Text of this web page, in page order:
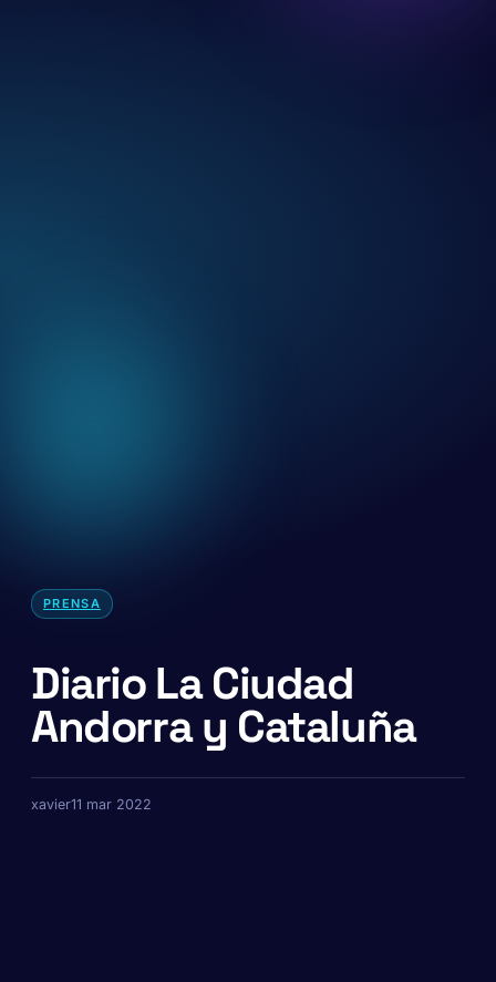
PRENSA
Diario La Ciudad
Andorra y Cataluña
xavier11 mar 2022